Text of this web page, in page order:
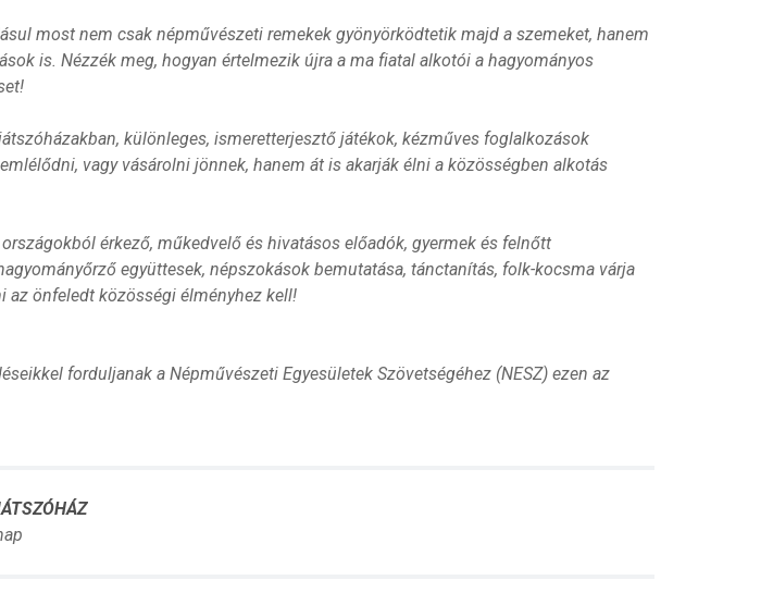
most nem csak népművészeti remekek gyönyörködtetik majd a szemeket, hanem
is. Nézzék meg, hogyan értelmezik újra a ma fiatal alkotói a hagyományos
különleges, ismeretterjesztő játékok, kézműves foglalkozások
vagy vásárolni jönnek, hanem át is akarják élni a közösségben alkotás
érkező, műkedvelő és hivatásos előadók, gyermek és felnőtt
együttesek, népszokások bemutatása, tánctanítás, folk-kocsma várja
az önfeledt közösségi élményhez kell!
forduljanak a Népművészeti Egyesületek Szövetségéhez (NESZ) ezen az